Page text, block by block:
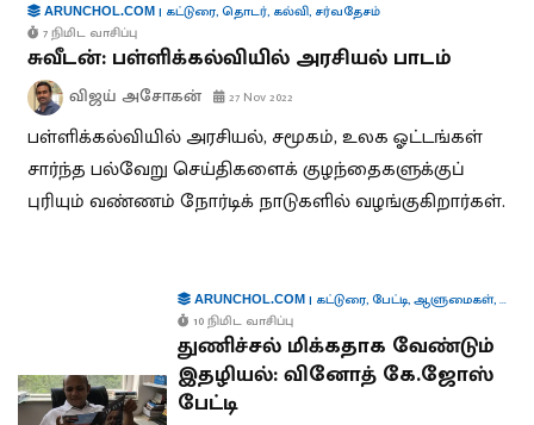
ARUNCHOL.COM | கட்டுரை,தொடர், கல்வி, சர்வதேசம்
7 நிமிட வாசிப்பு
சுவீடன்: பள்ளிக்கல்வியில் அரசியல் பாடம்
விஜய் அசோகன் 27 Nov 2022
பள்ளிக்கல்வியில் அரசியல், சமூகம், உலக ஓட்டங்கள்
சார்ந்த பல்வேறு செய்திகளைக் குழந்தைகளுக்குப்
புரியும் வண்ணம் நோர்டிக் நாடுகளில் வழங்குகிறார்கள்.
ARUNCHOL.COM| கட்டுரை, பேட்டி,ஆளுமைகள்,ஊடக
10 நிமிட வாசிப்பு
துணிச்சல் மிக்கதாக வேண்டும்
இதழியல்: வினோத் கே.ஜோஸ்
பேட்டி